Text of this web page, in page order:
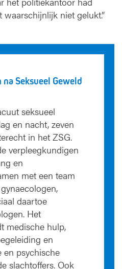
niet gelukt.”
Seksueel Geweld
seksueel
en nacht, zeven
in het ZSG.
verpleegkundigen
en
met een team
daartoe
Het
medische hulp,
en
en psychische
slachtoffers. Ook